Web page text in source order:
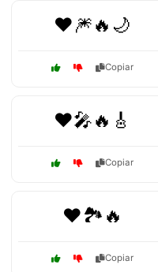
❤️🎆🔥🌙
Copiar
❤️🎤🔥🎸
Copiar
❤️🏞️🔥
Copiar